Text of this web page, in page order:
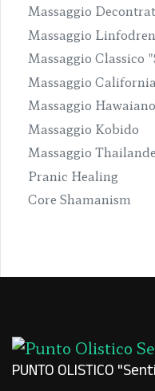
Massaggio
Massaggio
Massaggio Classico
Massaggio
Massaggio Hawaiano
Massaggio Kobido
Massaggio
Pranic Healing
Core Shamanism
PUNTO OLISTICO